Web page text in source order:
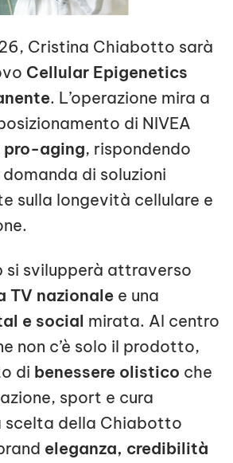
Cristina Chiabotto sarà
Cellular Epigenetics
. L’operazione mira a
di NIVEA
pro-aging, rispondendo
di soluzioni
sulla longevità cellulare e
si svilupperà attraverso
TV nazionale e una
e social mirata. Al centro
non c’è solo il prodotto,
di benessere olistico che
sport e cura
scelta della Chiabotto
eleganza, credibilità